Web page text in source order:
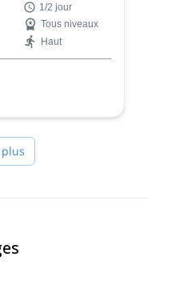
(Dinant) avec
d'escalade en
1/2 jour
Tous niveaux
Haut